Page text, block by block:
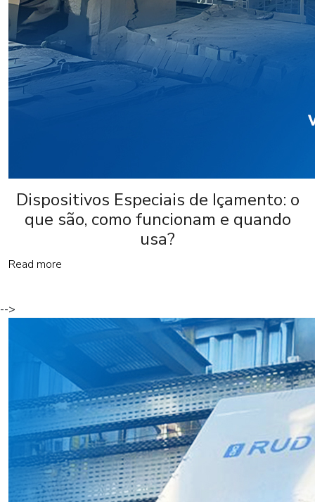
Dispositivos Especiais de Içamento: o
que são, como funcionam e quando
usa?
Read more
-->